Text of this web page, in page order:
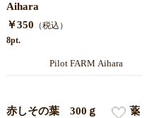
Aihara
￥350 （税込）
8pt.
Pilot FARM Aihara
赤しその葉 300ｇ 無農薬